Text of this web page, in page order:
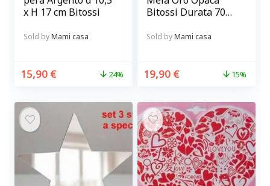
x H 17 cm Bitossi
Sold byMami casa
15,90 € 24%
Bitossi Durata 70
Sold byMami casa
19,90 € 15%